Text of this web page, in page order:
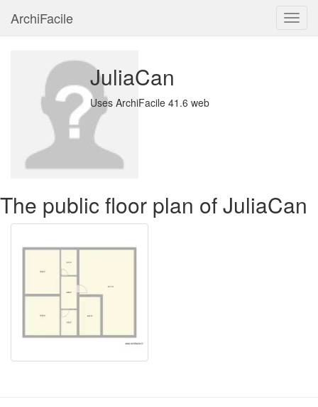
ArchiFacile
JuliaCan
Uses ArchiFacile 41.6 web
The public floor plan of JuliaCan